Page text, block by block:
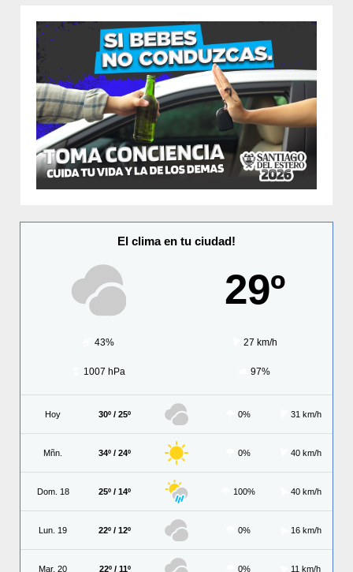
El clima en tu ciudad!
29º
43% 27 km/h
1007 hPa 97%
Hoy 30º / 25º 0% 31 km/h
Mñn. 34º / 24º 0% 40 km/h
Dom. 18 25º / 14º 100% 40 km/h
Lun. 19 22º / 12º 0% 16 km/h
Mar. 20 22º / 11º 0% 11 km/h